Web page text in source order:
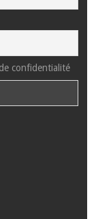
confidentialité